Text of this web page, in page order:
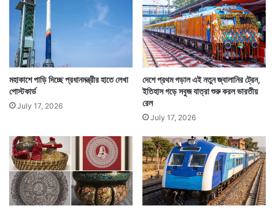
মহাকাশে পাড়ি দিচ্ছে প্রধানমন্ত্রীর হাতে লেখা
পোস্টকার্ড
July 17, 2026
দেশে প্রথম গড়াল এই নতুন জ্বালানির ট্রেন,
ইতিহাস গড়ে সবুজ যাত্রা শুরু করল ভারতীয়
রেল
July 17, 2026